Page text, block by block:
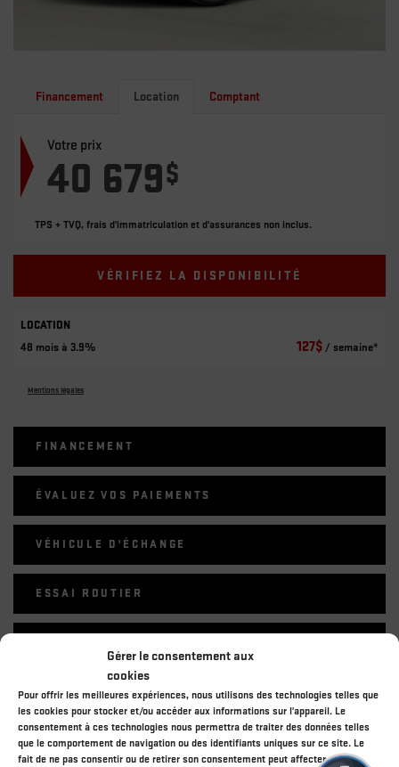
Gérer le consentement aux
cookies
Pour offrir les meilleures expériences, nous utilisons des technologies telles que
les cookies pour stocker et/ou accéder aux informations sur l'appareil. Le
consentement à ces technologies nous permettra de traiter des données telles
que le comportement de navigation ou des identifiants uniques sur ce site. Le
fait de ne pas consentir ou de retirer son consentement peut affecter
Financement Location Comptant
Votre prix
40 679$
TPS + TVQ, frais d'immatriculation et d'assurances non inclus.
VÉRIFIEZ LA DISPONIBILITÉ
LOCATION
48 mois à 3.9%
127$/ semaine*
Mentions légales
FINANCEMENT
ÉVALUEZ VOS PAIEMENTS
VÉHICULE D'ÉCHANGE
ESSAI ROUTIER
ÉVALUEZ VOTRE VÉHICULE EN LIGNE